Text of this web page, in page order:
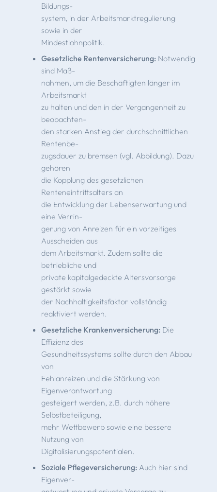
Bildungs-
system, in der Arbeitsmarktregulierung
sowie in der
Mindestlohnpolitik.
Gesetzliche Rentenversicherung:Notwendig
sind Maß-
nahmen, um die Beschäftigten länger im
Arbeitsmarkt
zu halten und den in der Vergangenheit zu
beobachten-
den starken Anstieg der durchschnittlichen
Rentenbe-
zugsdauer zu bremsen (vgl. Abbildung). Dazu
gehören
die Kopplung des gesetzlichen
Renteneintrittsalters an
die Entwicklung der Lebenserwartung und
eine Verrin-
gerung von Anreizen für ein vorzeitiges
Ausscheiden aus
dem Arbeitsmarkt. Zudem sollte die
betriebliche und
private kapitalgedeckte Altersvorsorge
gestärkt sowie
der Nachhaltigkeitsfaktor vollständig
reaktiviert werden.
Gesetzliche Krankenversicherung:Die
Effizienz des
Gesundheitssystems sollte durch den Abbau
von
Fehlanreizen und die Stärkung von
Eigenverantwortung
gesteigert werden, z.B. durch höhere
Selbstbeteiligung,
mehr Wettbewerb sowie eine bessere
Nutzung von
Digitalisierungspotentialen.
Soziale Pflegeversicherung:Auch hier sind
Eigenver-